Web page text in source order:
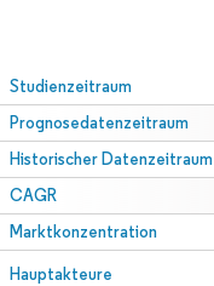
Studienzeitraum
Prognosedatenzeitraum
Historischer Datenzeitraum
CAGR
Marktkonzentration
Hauptakteure